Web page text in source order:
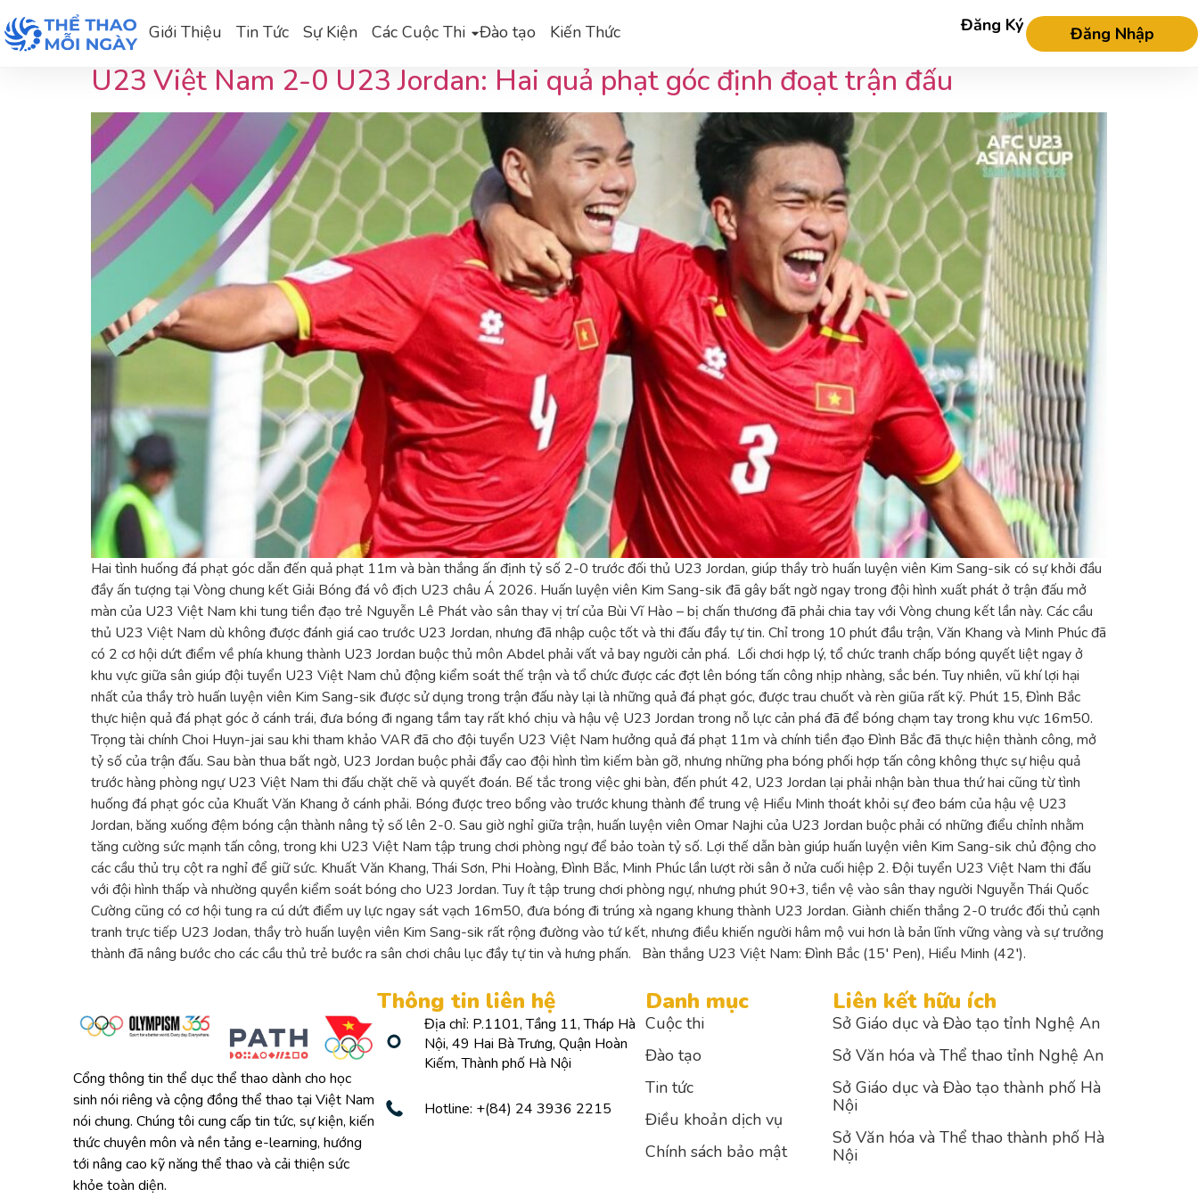
Giới Thiệu Tin Tức Sự Kiện Các Cuộc Thi Đào tạo Kiến Thức Đăng Ký Đăng Nhập
Tag:Nguyễn Hiếu Minh
U23 Việt Nam 2-0 U23 Jordan: Hai quả phạt góc định đoạt trận đấu
Hai tình huống đá phạt góc dẫn đến quả phạt 11m và bàn thắng ấn định tỷ số 2-0 trước đối thủ U23 Jordan, giúp thầy trò huấn luyện viên Kim Sang-sik có sự khởi đầu
đầy ấn tượng tại Vòng chung kết Giải Bóng đá vô địch U23 châu Á 2026. Huấn luyện viên Kim Sang-sik đã gây bất ngờ ngay trong đội hình xuất phát ở trận đấu mở
màn của U23 Việt Nam khi tung tiền đạo trẻ Nguyễn Lê Phát vào sân thay vị trí của Bùi Vĩ Hào – bị chấn thương đã phải chia tay với Vòng chung kết lần này. Các cầu
thủ U23 Việt Nam dù không được đánh giá cao trước U23 Jordan, nhưng đã nhập cuộc tốt và thi đấu đầy tự tin. Chỉ trong 10 phút đầu trận, Văn Khang và Minh Phúc đã
có 2 cơ hội dứt điểm về phía khung thành U23 Jordan buộc thủ môn Abdel phải vất vả bay người cản phá. Lối chơi hợp lý, tổ chức tranh chấp bóng quyết liệt ngay ở
khu vực giữa sân giúp đội tuyển U23 Việt Nam chủ động kiểm soát thế trận và tổ chức được các đợt lên bóng tấn công nhịp nhàng, sắc bén. Tuy nhiên, vũ khí lợi hại
nhất của thầy trò huấn luyện viên Kim Sang-sik được sử dụng trong trận đấu này lại là những quả đá phạt góc, được trau chuốt và rèn giũa rất kỹ. Phút 15, Đình Bắc
thực hiện quả đá phạt góc ở cánh trái, đưa bóng đi ngang tầm tay rất khó chịu và hậu vệ U23 Jordan trong nỗ lực cản phá đã để bóng chạm tay trong khu vực 16m50.
Trọng tài chính Choi Huyn-jai sau khi tham khảo VAR đã cho đội tuyển U23 Việt Nam hưởng quả đá phạt 11m và chính tiền đạo Đình Bắc đã thực hiện thành công, mở
tỷ số của trận đấu. Sau bàn thua bất ngờ, U23 Jordan buộc phải đẩy cao đội hình tìm kiếm bàn gỡ, nhưng những pha bóng phối hợp tấn công không thực sự hiệu quả
trước hàng phòng ngự U23 Việt Nam thi đấu chặt chẽ và quyết đoán. Bế tắc trong việc ghi bàn, đến phút 42, U23 Jordan lại phải nhận bàn thua thứ hai cũng từ tình
huống đá phạt góc của Khuất Văn Khang ở cánh phải. Bóng được treo bổng vào trước khung thành để trung vệ Hiểu Minh thoát khỏi sự đeo bám của hậu vệ U23
Jordan, băng xuống đệm bóng cận thành nâng tỷ số lên 2-0. Sau giờ nghỉ giữa trận, huấn luyện viên Omar Najhi của U23 Jordan buộc phải có những điểu chỉnh nhằm
tăng cường sức mạnh tấn công, trong khi U23 Việt Nam tập trung chơi phòng ngự để bảo toàn tỷ số. Lợi thế dẫn bàn giúp huấn luyện viên Kim Sang-sik chủ động cho
các cầu thủ trụ cột ra nghỉ để giữ sức. Khuất Văn Khang, Thái Sơn, Phi Hoàng, Đình Bắc, Minh Phúc lần lượt rời sân ở nửa cuối hiệp 2. Đội tuyển U23 Việt Nam thi đấu
với đội hình thấp và nhường quyền kiểm soát bóng cho U23 Jordan. Tuy ít tập trung chơi phòng ngự, nhưng phút 90+3, tiền vệ vào sân thay người Nguyễn Thái Quốc
Cường cũng có cơ hội tung ra cú dứt điểm uy lực ngay sát vạch 16m50, đưa bóng đi trúng xà ngang khung thành U23 Jordan. Giành chiến thắng 2-0 trước đối thủ cạnh
tranh trực tiếp U23 Jodan, thầy trò huấn luyện viên Kim Sang-sik rất rộng đường vào tứ kết, nhưng điều khiến người hâm mộ vui hơn là bản lĩnh vững vàng và sự trưởng
thành đã nâng bước cho các cầu thủ trẻ bước ra sân chơi châu lục đầy tự tin và hưng phấn. Bàn thắng U23 Việt Nam: Đình Bắc (15′ Pen), Hiểu Minh (42′).
Cổng thông tin thể dục thể thao dành cho học
sinh nói riêng và cộng đồng thể thao tại Việt Nam
nói chung. Chúng tôi cung cấp tin tức, sự kiện, kiến
thức chuyên môn và nền tảng e-learning, hướng
tới nâng cao kỹ năng thể thao và cải thiện sức
khỏe toàn diện.
Thông tin liên hệ
Địa chỉ: P.1101, Tầng 11, Tháp Hà
Nội, 49 Hai Bà Trưng, Quận Hoàn
Kiếm, Thành phố Hà Nội
Hotline: +(84) 24 3936 2215
Danh mục
Cuộc thi
Đào tạo
Tin tức
Điều khoản dịch vụ
Chính sách bảo mật
Liên kết hữu ích
Sở Giáo dục và Đào tạo tỉnh Nghệ An
Sở Văn hóa và Thể thao tỉnh Nghệ An
Sở Giáo dục và Đào tạo thành phố Hà
Nội
Sở Văn hóa và Thể thao thành phố Hà
Nội